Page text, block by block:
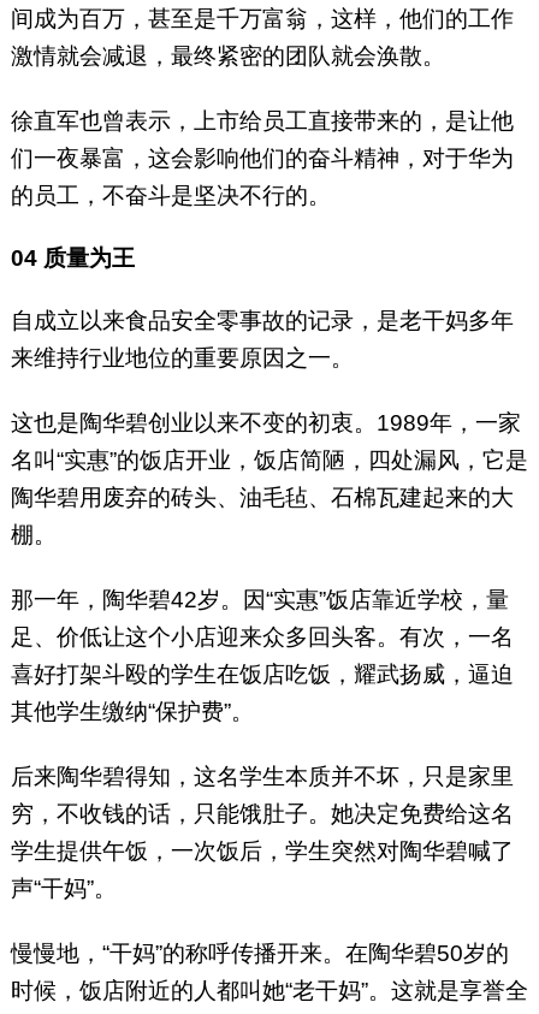
间成为百万，甚至是千万富翁，这样，他们的工作
激情就会减退，最终紧密的团队就会涣散。
徐直军也曾表示，上市给员工直接带来的，是让他
们一夜暴富，这会影响他们的奋斗精神，对于华为
的员工，不奋斗是坚决不行的。
04 质量为王
自成立以来食品安全零事故的记录，是老干妈多年
来维持行业地位的重要原因之一。
这也是陶华碧创业以来不变的初衷。1989年，一家
名叫“实惠”的饭店开业，饭店简陋，四处漏风，它是
陶华碧用废弃的砖头、油毛毡、石棉瓦建起来的大
棚。
那一年，陶华碧42岁。因“实惠”饭店靠近学校，量
足、价低让这个小店迎来众多回头客。有次，一名
喜好打架斗殴的学生在饭店吃饭，耀武扬威，逼迫
其他学生缴纳“保护费”。
后来陶华碧得知，这名学生本质并不坏，只是家里
穷，不收钱的话，只能饿肚子。她决定免费给这名
学生提供午饭，一次饭后，学生突然对陶华碧喊了
声“干妈”。
慢慢地，“干妈”的称呼传播开来。在陶华碧50岁的
时候，饭店附近的人都叫她“老干妈”。这就是享誉全